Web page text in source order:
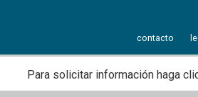
contacto
Para solicitar información haga